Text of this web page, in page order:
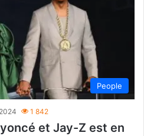
People
1 842
et Jay-Z est en